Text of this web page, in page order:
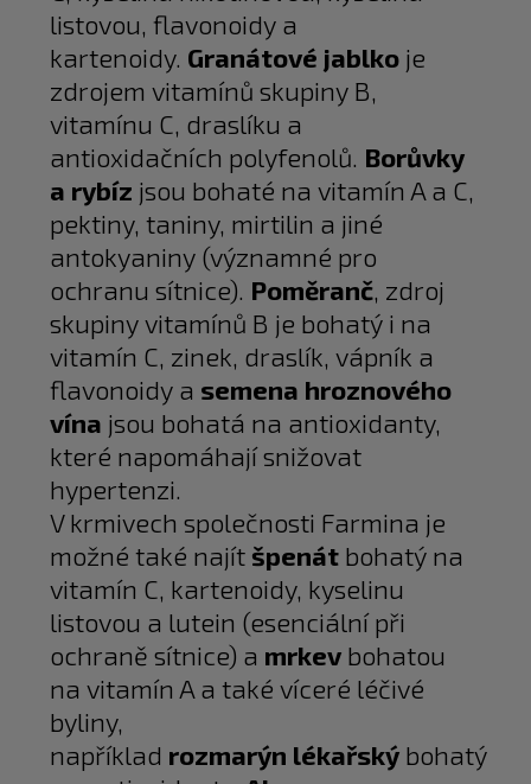
listovou, flavonoidy a
kartenoidy. Granátové jablko je
zdrojem vitamínů skupiny B,
vitamínu C, draslíku a
antioxidačních polyfenolů. Borůvky
a rybíz jsou bohaté na vitamín A a C,
pektiny, taniny, mirtilin a jiné
antokyaniny (významné pro
ochranu sítnice). Poměranč, zdroj
skupiny vitamínů B je bohatý i na
vitamín C, zinek, draslík, vápník a
flavonoidy a semena hroznového
vína jsou bohatá na antioxidanty,
které napomáhají snižovat
hypertenzi.
V krmivech společnosti Farmina je
možné také najít špenát bohatý na
vitamín C, kartenoidy, kyselinu
listovou a lutein (esenciální při
ochraně sítnice) a mrkev bohatou
na vitamín A a také víceré léčivé
byliny,
například rozmarýn lékařský bohatý